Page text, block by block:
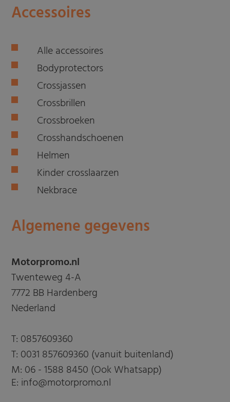
Accessoires
Alle accessoires
Bodyprotectors
Crossjassen
Crossbrillen
Crossbroeken
Crosshandschoenen
Helmen
Kinder crosslaarzen
Nekbrace
Algemene gegevens
Motorpromo.nl
Twenteweg 4-A
7772 BB Hardenberg
Nederland
T: 0857609360
T: 0031 857609360 (vanuit buitenland)
M: 06 - 1588 8450 (Ook Whatsapp)
E: info@motorpromo.nl